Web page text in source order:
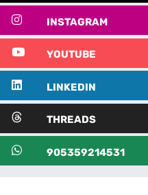
INSTAGRAM
YOUTUBE
LINKEDIN
THREADS
905359214531